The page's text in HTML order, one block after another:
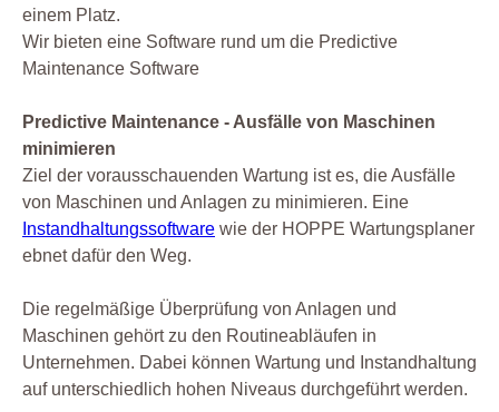
einem Platz.
Wir bieten eine Software rund um die Predictive
Maintenance Software
Predictive Maintenance - Ausfälle von Maschinen
minimieren
Ziel der vorausschauenden Wartung ist es, die Ausfälle
von Maschinen und Anlagen zu minimieren. Eine
Instandhaltungssoftware wie der HOPPE Wartungsplaner
ebnet dafür den Weg.
Die regelmäßige Überprüfung von Anlagen und
Maschinen gehört zu den Routineabläufen in
Unternehmen. Dabei können Wartung und Instandhaltung
auf unterschiedlich hohen Niveaus durchgeführt werden.